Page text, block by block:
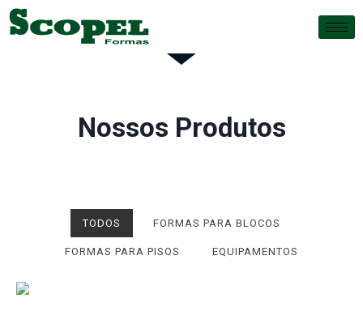
Nossos Produtos
TODOS FORMAS PARA BLOCOS
FORMAS PARA PISOS EQUIPAMENTOS